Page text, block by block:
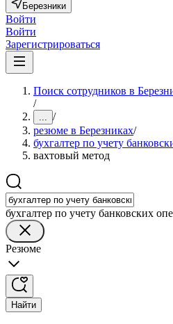
Березники
Войти
Войти
Зарегистрироваться
Поиск сотрудников в
/
... /
резюме в Березниках/
бухгалтер по учету
вахтовый метод
бухгалтер по учету банковских
Резюме
Найти